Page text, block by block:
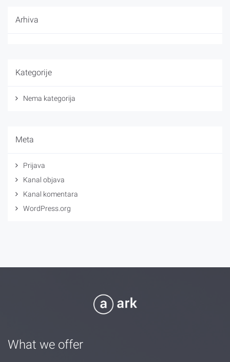
Arhiva
Kategorije
Nema kategorija
Meta
Prijava
Kanal objava
Kanal komentara
WordPress.org
What we offer